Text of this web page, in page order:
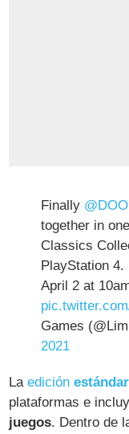
Finally
together in
Classics
PlayStation
April 2 at
Games
2021
Laediciónestándar
plataformas e
juegos. Dentro de